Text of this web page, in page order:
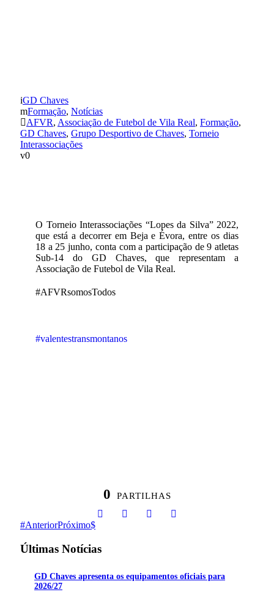
GD Chaves
Formação, Notícias
AFVR, Associação de Futebol de Vila Real, Formação,
GD Chaves, Grupo Desportivo de Chaves, Torneio
Interassociações
0
O Torneio Interassociações “Lopes da Silva” 2022,
que está a decorrer em Beja e Évora, entre os dias
18 a 25 junho, conta com a participação de 9 atletas
Sub-14 do GD Chaves, que representam a
Associação de Futebol de Vila Real.
#AFVRsomosTodos
#valentestransmontanos
0 PARTILHAS
AnteriorPróximo
Últimas Notícias
GD Chaves apresenta os equipamentos oficiais para
2026/27